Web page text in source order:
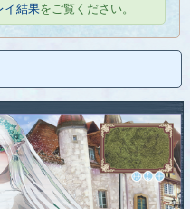
イ結果をご覧ください。